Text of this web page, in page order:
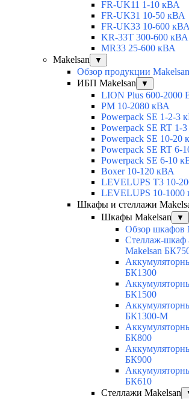
FR-UK11 1-10 кВА
FR-UK31 10-50 кВА
FR-UK33 10-600
KR-33T 300-600 кВА
MR33 25-600 кВА
Makelsan
▼
Обзор продукции Makelsan
ИБП Makelsan
▼
LION Plus 600-2000
PM 10-2080 кВА
Powerpack SE 1-2-3
Powerpack SE RT 1-
Powerpack SE 10-20
Powerpack SE RT 6-
Powerpack SE 6-10
Boxer 10-120 кВА
LEVELUPS T3 10-
LEVELUPS 10-1000
Шкафы и стеллажи
Шкафы Makelsan ▼
Обзор шкафов
Стеллаж-шкаф
Makelsan
БК1300
БК1500
БК1300-М
БК800
БК900
БК610
Стеллажи Makelsan